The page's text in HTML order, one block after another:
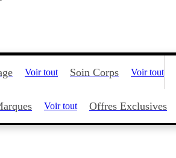
Voir tout Soin Corps Voir tout
Voir tout Offres Exclusives